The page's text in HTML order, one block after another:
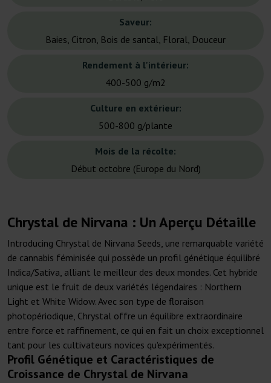
Saveur:
Baies, Citron, Bois de santal, Floral, Douceur
Rendement à l'intérieur:
400-500 g/m2
Culture en extérieur:
500-800 g/plante
Mois de la récolte:
Début octobre (Europe du Nord)
Chrystal de Nirvana : Un Aperçu Détaille
Introducing Chrystal de Nirvana Seeds, une remarquable variété
de cannabis féminisée qui possède un profil génétique équilibré
Indica/Sativa, alliant le meilleur des deux mondes. Cet hybride
unique est le fruit de deux variétés légendaires : Northern
Light et White Widow. Avec son type de floraison
photopériodique, Chrystal offre un équilibre extraordinaire
entre force et raffinement, ce qui en fait un choix exceptionnel
tant pour les cultivateurs novices qu'expérimentés.
Profil Génétique et Caractéristiques de
Croissance de Chrystal de Nirvana